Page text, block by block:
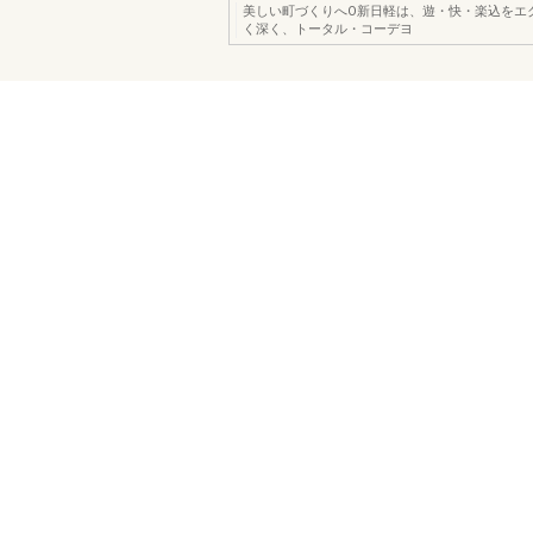
美しい町づくりへO新日軽は、遊・快・楽込をエ
く深く、トータル・コーデヨ